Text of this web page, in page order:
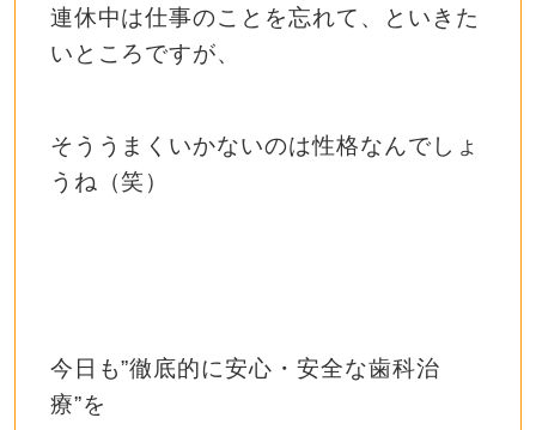
連休中は仕事のことを忘れて、といきた
いところですが、
そううまくいかないのは性格なんでしょ
うね（笑）
今日も”徹底的に安心・安全な歯科治
療”を